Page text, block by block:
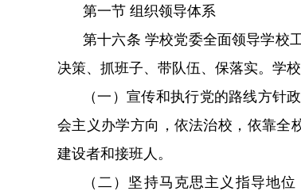
第一节 组织领导体系
第十六条 学校党委全面领导学校工作
决策、抓班子、带队伍、保落实。
（一）宣传和执行党的路线方针政
会主义办学方向，依法治校，
建设者和接班人。
（二）坚持马克思主义指导地位